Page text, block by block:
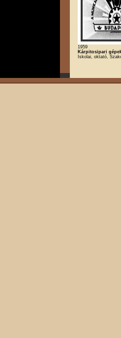
1959
Kárpitosipari
Iskolai, oktató,